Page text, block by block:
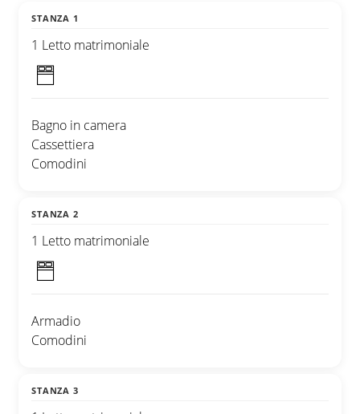
STANZA 1
1 Letto matrimoniale
Bagno in camera
Cassettiera
Comodini
STANZA 2
1 Letto matrimoniale
Armadio
Comodini
STANZA 3